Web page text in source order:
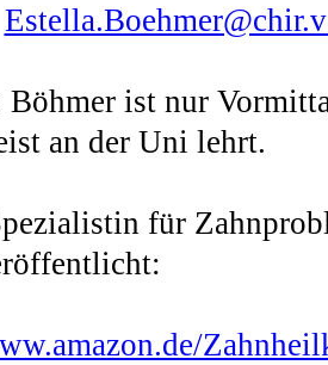
Böhmer ist nur
an der Uni lehrt.
für